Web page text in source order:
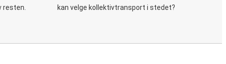
resten.
kan velge kollektivtransport i stedet?